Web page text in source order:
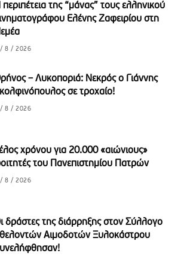
περιπέτεια της “μάνας” τους ελληνικού
Ελένης Ζαφειρίου στη
8 / 2026
– Λυκοποριά: Νεκρός ο Γιάννης
σε τροχαίο!
8 / 2026
χρόνου για 20.000 «αιώνιους»
του Πανεπιστημίου Πατρών
8 / 2026
δράστες της διάρρηξης στον Σύλλογο
Αιμοδοτών Ξυλοκάστρου